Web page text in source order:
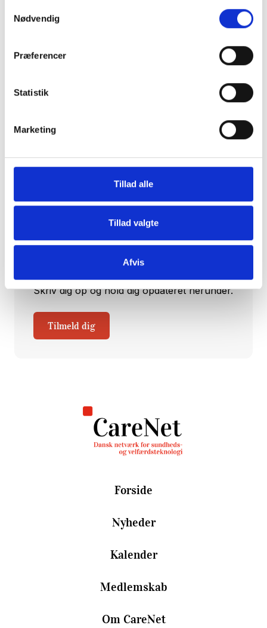
Nødvendig
Præferencer
Statistik
Marketing
Tillad alle
Tillad valgte
Afvis
Vil du opdateres på, hvad der rør sig inden
efter uge?
dugfriske nyheder fra branchen samt et
arrangementer direkte i din og dine
kollegaers indbakke.
CareNets fagligt stærke nyhedsbrev. Her
sætter vi udvikling, anvendelse og
implementering af sundheds- og
Skriv dig op og hold dig opdateret herunder.
Tilmeld dig
Forside
Nyheder
Kalender
Medlemskab
Om CareNet